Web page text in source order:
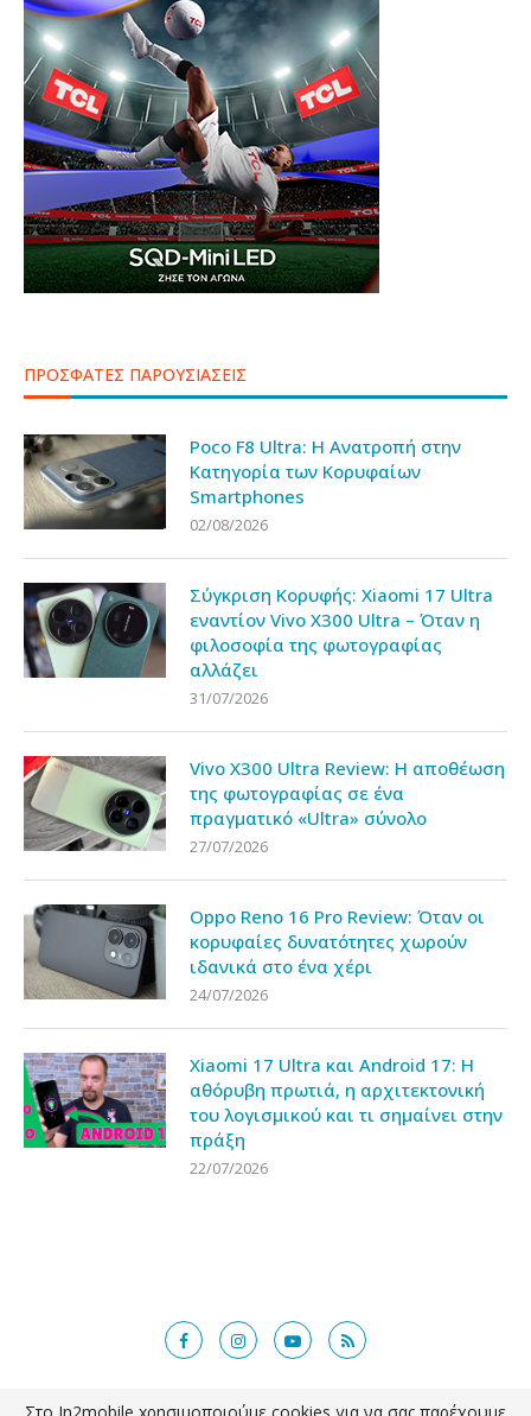
ΠΡΟΣΦΑΤΕΣ ΠΑΡΟΥΣΙΑΣΕΙΣ
Poco F8 Ultra: Η Ανατροπή στην
Κατηγορία των Κορυφαίων
Smartphones
02/08/2026
Σύγκριση Κορυφής: Xiaomi 17 Ultra
εναντίον Vivo X300 Ultra – Όταν η
φιλοσοφία της φωτογραφίας
αλλάζει
31/07/2026
Vivo X300 Ultra Review: Η αποθέωση
της φωτογραφίας σε ένα
πραγματικό «Ultra» σύνολο
27/07/2026
Oppo Reno 16 Pro Review: Όταν οι
κορυφαίες δυνατότητες χωρούν
ιδανικά στο ένα χέρι
24/07/2026
Xiaomi 17 Ultra και Android 17: Η
αθόρυβη πρωτιά, η αρχιτεκτονική
του λογισμικού και τι σημαίνει στην
πράξη
22/07/2026